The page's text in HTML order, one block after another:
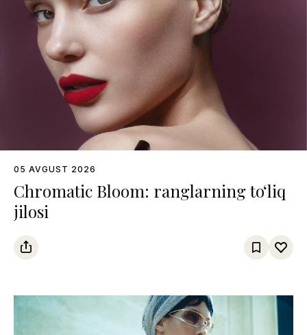
05 AVGUST 2026
Chromatic Bloom: ranglarning to‘liq
jilosi